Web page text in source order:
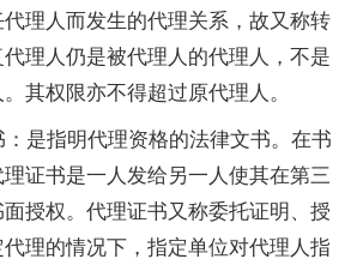
理人而发生的代理关系，故又称转
理人仍是被代理人的代理人，不是
其权限亦不得超过原代理人。
是指明代理资格的法律文书。在书
证书是一人发给另一人使其在第三
授权。代理证书又称委托证明、授
理的情况下，指定单位对代理人指